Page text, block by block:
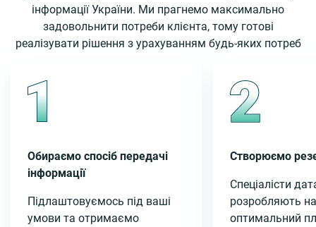
інформації України. Ми прагнемо максимально
задовольнити потреби клієнта, тому готові
реалізувати рішення з урахуванням будь-яких потреб
Обираємо спосіб передачі
інформації
Підлаштовуємось під ваші
умови та отримаємо
Створюємо
Спеціалісти
розробляють
оптимальний